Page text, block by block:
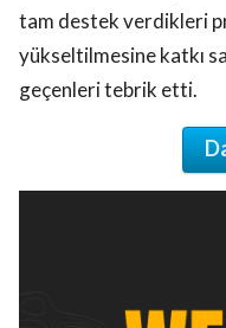
tam destek verdikleri
yükseltilmesine katkı
geçenleri tebrik etti.